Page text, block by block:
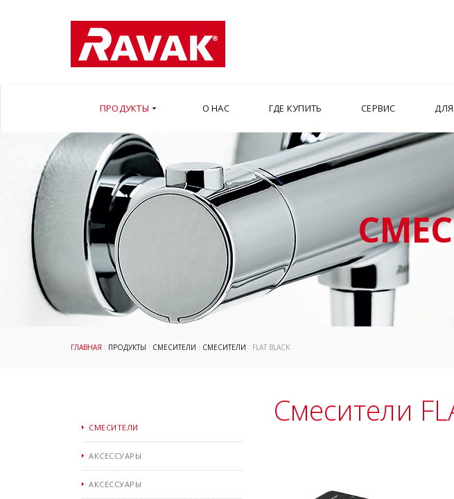
ПРОДУКТЫ О НАС ГДЕ КУПИТЬ СЕРВИС
ГЛАВНАЯ : ПРОДУКТЫ : СМЕСИТЕЛИ : СМЕСИТЕЛИ : FLAT BLACK
СМЕСИТЕЛИ
АКСЕССУАРЫ
АКСЕССУАРЫ
Смесители